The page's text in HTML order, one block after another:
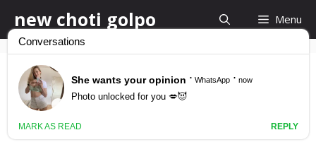
to
content
new choti golpo Menu
লীখন খুবই মনের আনন্দে আছে
October 23, 2014